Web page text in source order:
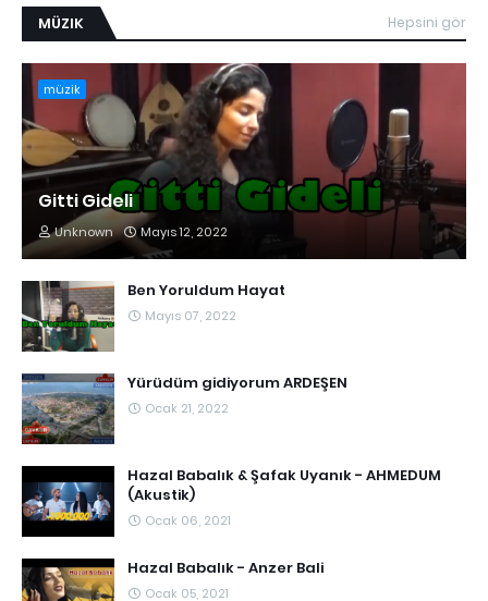
MÜZIK Hepsini gör
müzik
Gitti Gideli
Unknown Mayıs 12, 2022
Ben Yoruldum Hayat
Mayıs 07, 2022
Yürüdüm gidiyorum ARDEŞEN
Ocak 21, 2022
Hazal Babalık & Şafak Uyanık - AHMEDUM
(Akustik)
Ocak 06, 2021
Hazal Babalık - Anzer Bali
Ocak 05, 2021